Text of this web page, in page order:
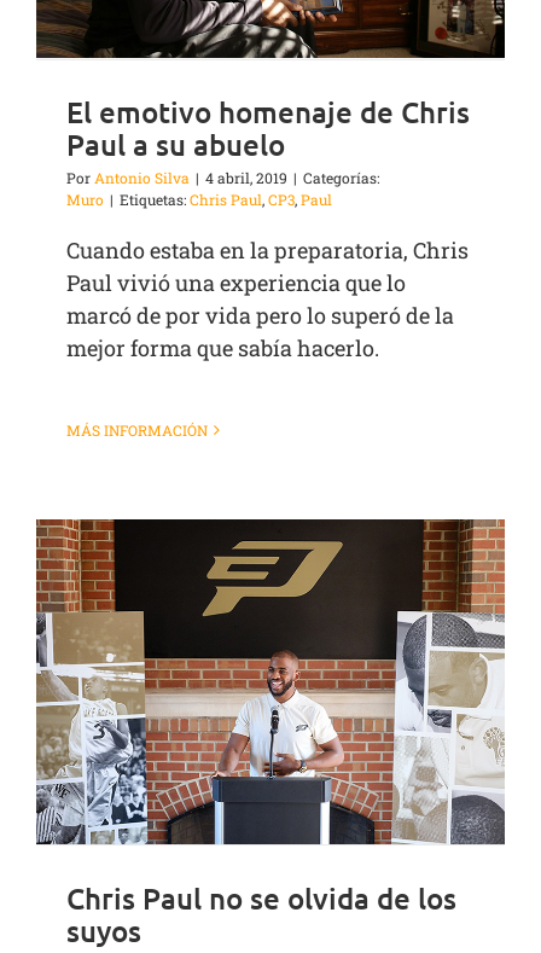
El emotivo homenaje de Chris
Paul a su abuelo
PorAntonio Silva | 4 abril, 2019 | Categorías:
Muro | Etiquetas:Chris Paul,CP3,Paul
Cuando estaba en la preparatoria, Chris
Paul vivió una experiencia que lo
marcó de por vida pero lo superó de la
mejor forma que sabía hacerlo.
MÁS INFORMACIÓN
Chris Paul no se olvida de los
suyos